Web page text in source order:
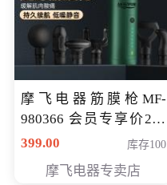
摩飞电器筋膜枪MF-
980366 会员专享价299
元
399.00 库存100
摩飞电器专卖店